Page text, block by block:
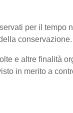
per il tempo
conservazione.
e altre finalità
in merito a